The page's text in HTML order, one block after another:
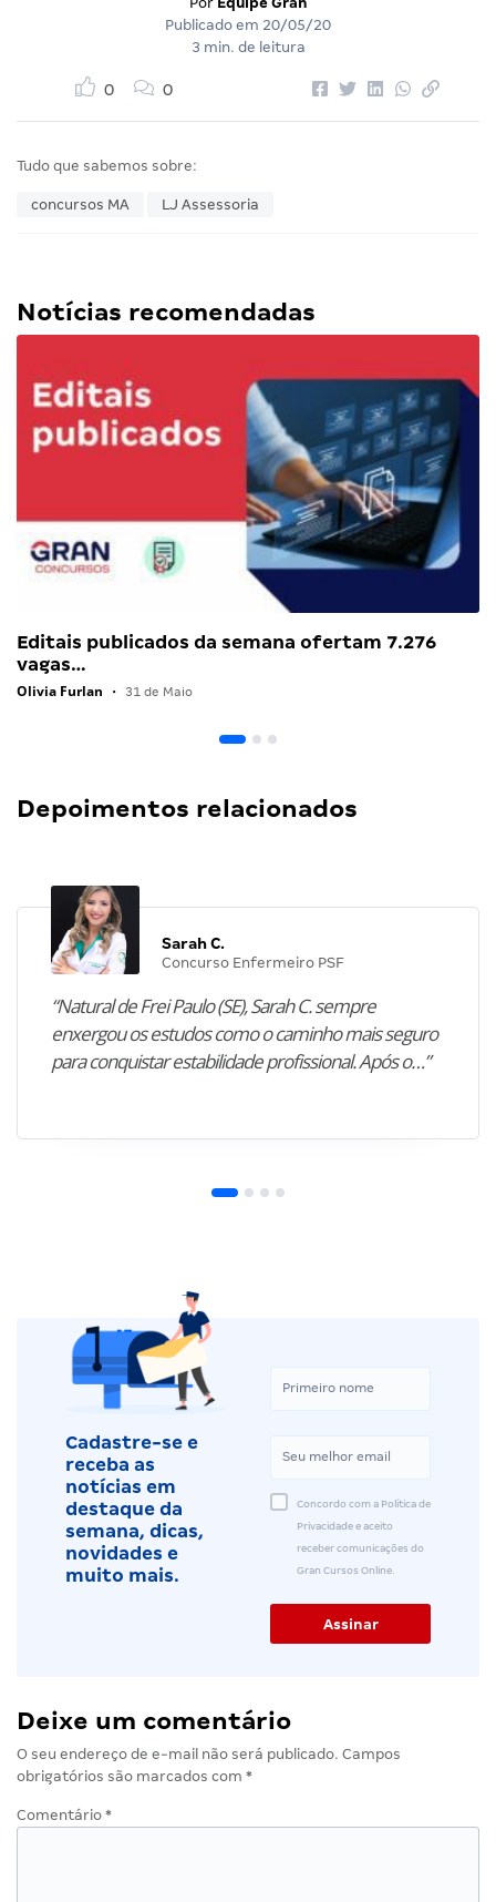
Publicado em 20/05/20
3 min. de leitura
0 0
Tudo que sabemos sobre:
concursos MA LJ Assessoria
Notícias recomendadas
Editais publicados da semana ofertam 7.276
vagas…
Olivia Furlan • 31 de Maio
Depoimentos relacionados
Sarah C.
Concurso Enfermeiro PSF
“Natural de Frei Paulo (SE), Sarah C. sempre
enxergou os estudos como o caminho mais seguro
para conquistar estabilidade profissional. Após o…”
Cadastre-se e
receba as
notícias em
destaque da
semana, dicas,
novidades e
muito mais.
Concordo com a Política de
Privacidade e aceito
receber comunicações do
Gran Cursos Online.
Deixe um comentário
O seu endereço de e-mail não será publicado. Campos
obrigatórios são marcados com *
Comentário *